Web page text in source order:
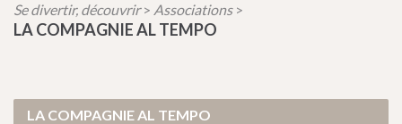
Se divertir, découvrir> Associations>
LA COMPAGNIE AL TEMPO
LA COMPAGNIE AL TEMPO